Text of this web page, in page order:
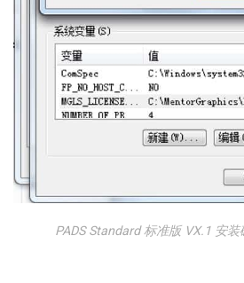
PADS Standard 标准版 VX.1 安